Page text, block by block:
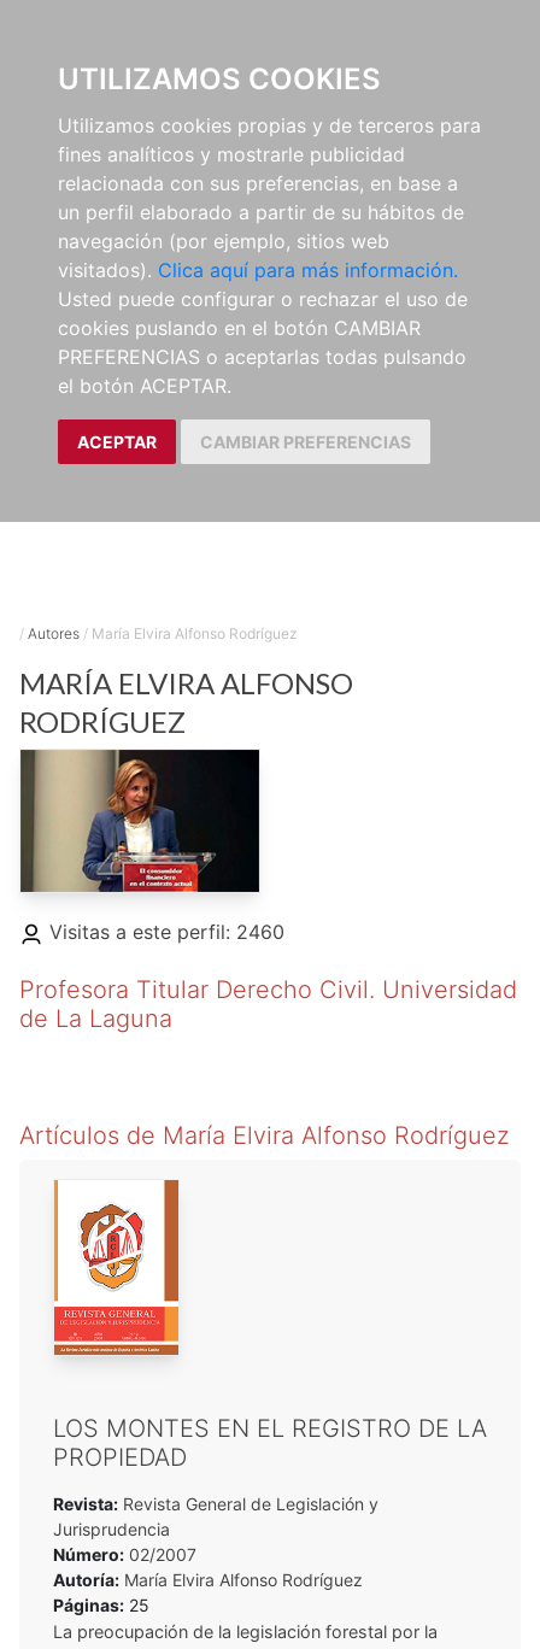
UTILIZAMOS COOKIES
Utilizamos cookies propias y de terceros para
fines analíticos y mostrarle publicidad
relacionada con sus preferencias, en base a
un perfil elaborado a partir de su hábitos de
navegación (por ejemplo, sitios web
visitados). Clica aquí para más información.
Usted puede configurar o rechazar el uso de
cookies puslando en el botón CAMBIAR
PREFERENCIAS o aceptarlas todas pulsando
el botón ACEPTAR.
ACEPTAR CAMBIAR PREFERENCIAS
/ Autores / María Elvira Alfonso Rodríguez
MARÍA ELVIRAALFONSO
RODRÍGUEZ
Visitas a este perfil: 2460
Profesora Titular Derecho Civil. Universidad
de La Laguna
Artículos de María Elvira Alfonso Rodríguez
LOS MONTES EN EL REGISTRO DE LA
PROPIEDAD
Revista: Revista General de Legislación y
Jurisprudencia
Número: 02/2007
Autoría: María Elvira Alfonso Rodríguez
Páginas: 25
La preocupación de la legislación forestal por la